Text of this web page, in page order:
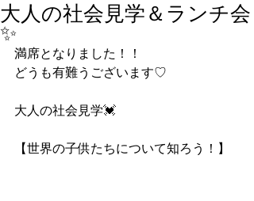
大人の社会見学＆ランチ会
✨
満席となりました！！
どうも有難うございます♡
大人の社会見学💓
【世界の子供たちについて知ろう！】